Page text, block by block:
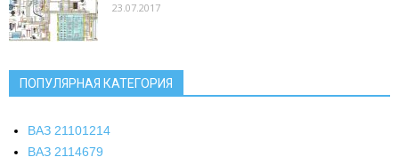
23.07.2017
ПОПУЛЯРНАЯ КАТЕГОРИЯ
ВАЗ 21101214
ВАЗ 2114679